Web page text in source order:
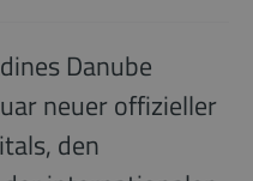
Danube
neuer offizieller
den